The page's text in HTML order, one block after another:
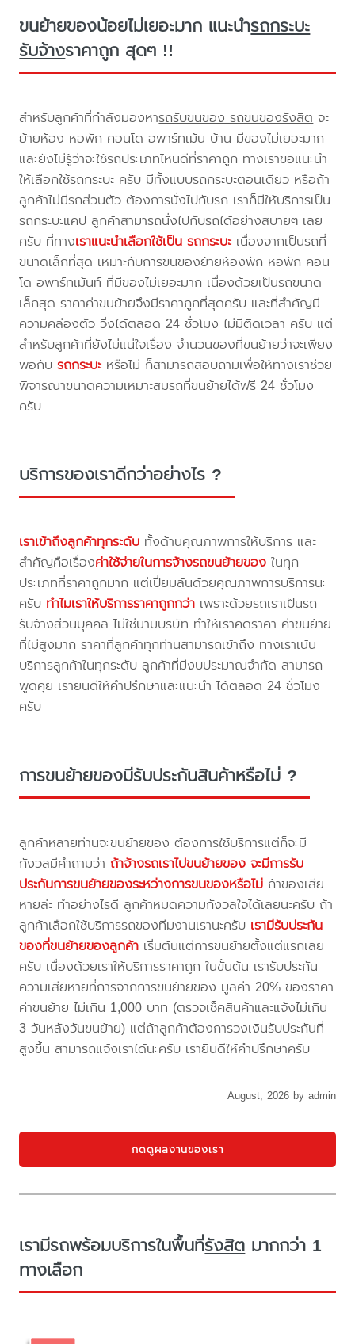
ขนย้ายของน้อยไม่เยอะมาก แนะนำรถกระบะ
รับจ้างราคาถูก สุดๆ !!
สำหรับลูกค้าที่กำลังมองหารถรับขนของ รถขนของรังสิต จะ
ย้ายห้อง หอพัก คอนโด อพาร์ทเม้น บ้าน มีของไม่เยอะมาก
และยังไม่รู้ว่าจะใช้รถประเภทไหนดีที่ราคาถูก ทางเราขอแนะนำ
ให้เลือกใช้รถกระบะ ครับ มีทั้งแบบรถกระบะตอนเดียว หรือถ้า
ลูกค้าไม่มีรถส่วนตัว ต้องการนั่งไปกับรถ เราก็มีให้บริการเป็น
รถกระบะแคป ลูกค้าสามารถนั่งไปกับรถได้อย่างสบายๆ เลย
ครับ ที่ทางเราแนะนำเลือกใช้เป็น รถกระบะ เนื่องจากเป็นรถที่
ขนาดเล็กที่สุด เหมาะกับการขนของย้ายห้องพัก หอพัก คอน
โด อพาร์ทเม้นท์ ที่มีของไม่เยอะมาก เนื่องด้วยเป็นรถขนาด
เล็กสุด ราคาค่าขนย้ายจึงมีราคาถูกที่สุดครับ และที่สำคัญมี
ความคล่องตัว วิ่งได้ตลอด 24 ชั่วโมง ไม่มีติดเวลา ครับ แต่
สำหรับลูกค้าที่ยังไม่แน่ใจเรื่อง จำนวนของที่ขนย้ายว่าจะเพียง
พอกับรถกระบะ หรือไม่ ก็สามารถสอบถามเพื่อให้ทางเราช่วย
พิจารณาขนาดความเหมาะสมรถที่ขนย้ายได้ฟรี 24 ชั่วโมง
ครับ
บริการของเราดีกว่าอย่างไร ?
เราเข้าถึงลูกค้าทุกระดับ ทั้งด้านคุณภาพการให้บริการ และ
สำคัญคือเรื่องค่าใช้จ่ายในการจ้างรถขนย้ายของ ในทุก
ประเภทที่ราคาถูกมาก แต่เปี่ยมล้นด้วยคุณภาพการบริการนะ
ครับ ทำไมเราให้บริการราคาถูกกว่า เพราะด้วยรถเราเป็นรถ
รับจ้างส่วนบุคคล ไม่ใช่นามบริษัท ทำให้เราคิดราคา ค่าขนย้าย
ที่ไม่สูงมาก ราคาที่ลูกค้าทุกท่านสามารถเข้าถึง ทางเราเน้น
บริการลูกค้าในทุกระดับ ลูกค้าที่มีงบประมาณจำกัด สามารถ
พูดคุย เรายินดีให้คำปรึกษาและแนะนำ ได้ตลอด 24 ชั่วโมง
ครับ
การขนย้ายของมีรับประกันสินค้าหรือไม่ ?
ลูกค้าหลายท่านจะขนย้ายของ ต้องการใช้บริการแต่ก็จะมี
กังวลมีคำถามว่า ถ้าจ้างรถเราไปขนย้ายของ จะมีการรับ
ประกันการขนย้ายของระหว่างการขนของหรือไม่ ถ้าของเสีย
หายล่ะ ทำอย่างไรดี ลูกค้าหมดความกังวลใจได้เลยนะครับ ถ้า
ลูกค้าเลือกใช้บริการรถของทีมงานเรานะครับ เรามีรับประกัน
ของที่ขนย้ายของลูกค้า เริ่มต้นแต่การขนย้ายตั้งแต่แรกเลย
ครับ เนื่องด้วยเราให้บริการราคาถูก ในขั้นต้น เรารับประกัน
ความเสียหายที่การจากการขนย้ายของ มูลค่า 20% ของราคา
ค่าขนย้าย ไม่เกิน 1,000 บาท (ตรวจเช็คสินค้าและแจ้งไม่เกิน
3 วันหลังวันขนย้าย) แต่ถ้าลูกค้าต้องการวงเงินรับประกันที่
สูงขึ้น สามารถแจ้งเราได้นะครับ เรายินดีให้คำปรึกษาครับ
August, 2026 by admin
กดดูผลงานของเรา
เรามีรถพร้อมบริการในพื้นที่รังสิต มากกว่า 1
ทางเลือก